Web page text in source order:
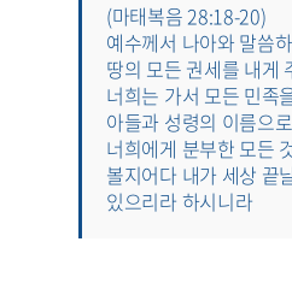
(마태복음 28:18-20)
예수께서 나아와 말씀
땅의 모든 권세를 내게
너희는 가서 모든 민족
아들과 성령의 이름으
너희에게 분부한 모든
볼지어다 내가 세상 끝
있으리라 하시니라